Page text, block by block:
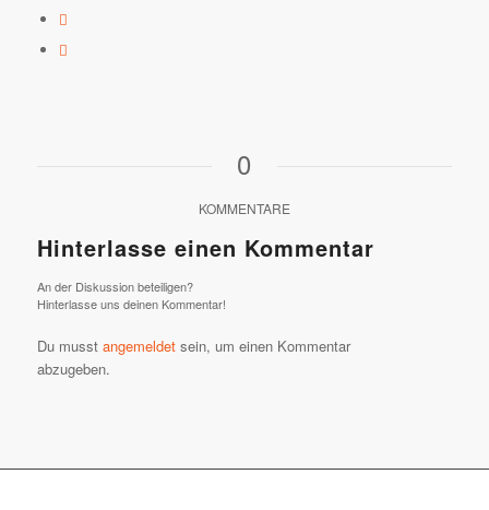
0
KOMMENTARE
Hinterlasse einen Kommentar
An der Diskussion beteiligen?
Hinterlasse uns deinen Kommentar!
Du musst angemeldetsein, um einen Kommentar
abzugeben.